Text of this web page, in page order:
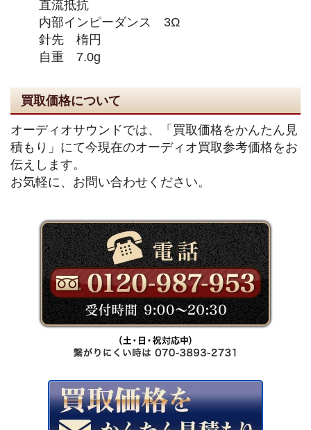
直流抵抗
内部インピーダンス 3Ω
針先 楕円
自重 7.0g
買取価格について
オーディオサウンドでは、「買取価格をかんたん見
積もり」にて今現在のオーディオ買取参考価格をお
伝えします。
お気軽に、お問い合わせください。